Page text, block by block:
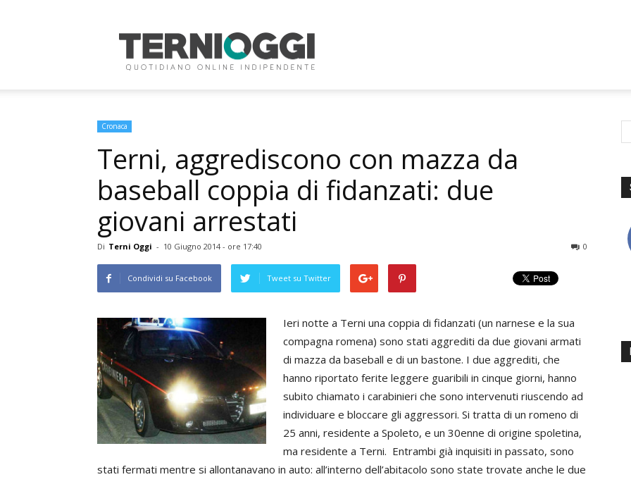
Oggi
Cronaca
Terni, aggrediscono con mazza da
baseball coppia di fidanzati: due
giovani arrestati
Di Terni Oggi - 10 Giugno 2014 - ore 17:40 0
Condividi su Facebook Tweet su Twitter
Ieri notte a Terni una coppia di fidanzati (un narnese e la sua
compagna romena) sono stati aggrediti da due giovani armati
di mazza da baseball e di un bastone. I due aggrediti, che
hanno riportato ferite leggere guaribili in cinque giorni, hanno
subito chiamato i carabinieri che sono intervenuti riuscendo ad
individuare e bloccare gli aggressori. Si tratta di un romeno di
25 anni, residente a Spoleto, e un 30enne di origine spoletina,
ma residente a Terni. Entrambi già inquisiti in passato, sono
stati fermati mentre si allontanavano in auto: all’interno dell’abitacolo sono state trovate anche le due